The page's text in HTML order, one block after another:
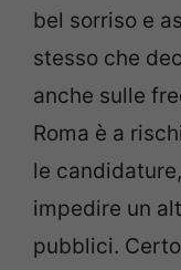
bel sorriso e
stesso che
anche sulle
Roma è a
le
impedire un
pubblici.